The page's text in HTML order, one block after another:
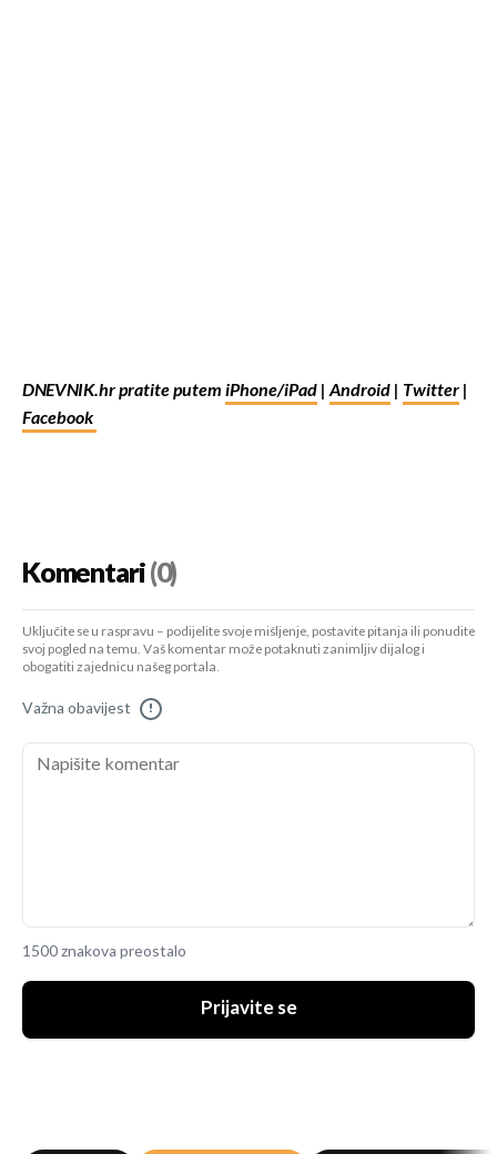
DNEVNIK.hr pratite putem iPhone/iPad |Android | Twitter |
Facebook
Komentari(0)
Uključite se u raspravu – podijelite svoje mišljenje, postavite pitanja ili ponudite
svoj pogled na temu. Vaš komentar može potaknuti zanimljiv dijalog i
obogatiti zajednicu našeg portala.
Važna obavijest !
1500 znakova preostalo
Prijavite se